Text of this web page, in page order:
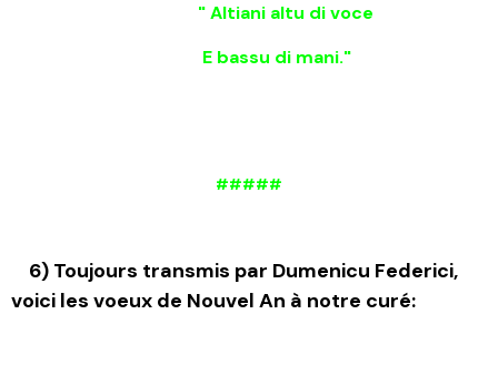
" Altiani altu di voce
E bassu di mani."
#####
6) Toujours transmis par Dumenicu Federici,
voici les voeux de Nouvel An à notre curé: